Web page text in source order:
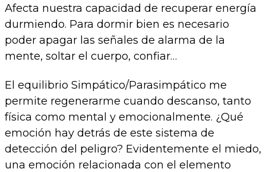
Afecta nuestra capacidad de recuperar energía
durmiendo. Para dormir bien es necesario
poder apagar las señales de alarma de la
mente, soltar el cuerpo, confiar…
El equilibrio Simpático/Parasimpático me
permite regenerarme cuando descanso, tanto
física como mental y emocionalmente. ¿Qué
emoción hay detrás de este sistema de
detección del peligro? Evidentemente el miedo,
una emoción relacionada con el elemento